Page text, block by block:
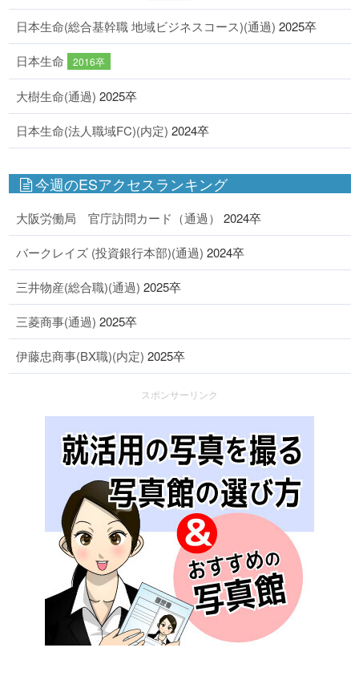
日本生命(総合基幹職 地域ビジネスコース)(通過) 2025卒
日本生命 2016卒
大樹生命(通過) 2025卒
日本生命(法人職域FC)(内定) 2024卒
今週のESアクセスランキング
大阪労働局 官庁訪問カード（通過） 2024卒
バークレイズ (投資銀行本部)(通過) 2024卒
三井物産(総合職)(通過) 2025卒
三菱商事(通過) 2025卒
伊藤忠商事(BX職)(内定) 2025卒
スポンサーリンク